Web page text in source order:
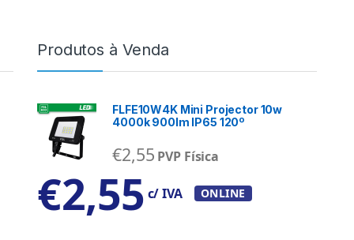
Produtos à Venda
FLFE10W4K Mini Projector 10w
4000k 900lm IP65 120º
€2,55 PVP Física
€2,55 c/ IVA ONLINE